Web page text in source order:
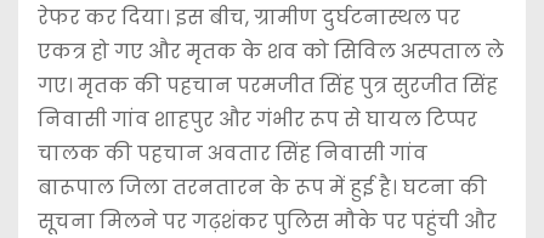
रेफर कर दिया। इस बीच, ग्रामीण दुर्घटनास्थल पर
एकत्र हो गए और मृतक के शव को सिविल अस्पताल ले
गए। मृतक की पहचान परमजीत सिंह पुत्र सुरजीत सिंह
निवासी गांव शाहपुर और गंभीर रूप से घायल टिप्पर
चालक की पहचान अवतार सिंह निवासी गांव
बारूपाल जिला तरनतारन के रूप में हुई है। घटना की
सूचना मिलने पर गढ़शंकर पुलिस मौके पर पहुंची और